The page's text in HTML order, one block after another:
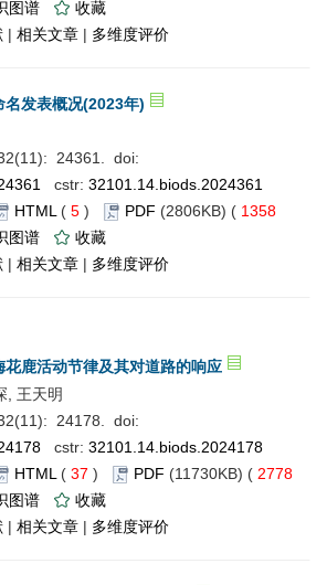
图谱
收藏
| 相关文章 | 多维度评价
发表概况(2023年)
24361. doi:
cstr: 32101.14.biods.2024361
HTML ( 5 ) PDF (2806KB) ( 1358
图谱
收藏
| 相关文章 | 多维度评价
花鹿活动节律及其对道路的响应
, 王天明
24178. doi:
cstr: 32101.14.biods.2024178
HTML ( 37 ) PDF (11730KB) ( 2778
图谱
收藏
| 相关文章 | 多维度评价